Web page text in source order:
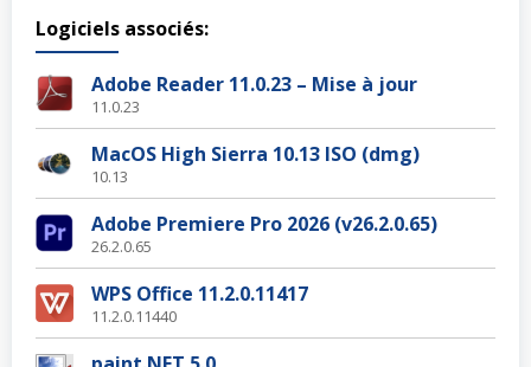
Logiciels associés:
Adobe Reader 11.0.23 – Mise à jour
11.0.23
MacOS High Sierra 10.13 ISO (dmg)
10.13
Adobe Premiere Pro 2026 (v26.2.0.65)
26.2.0.65
WPS Office 11.2.0.11417
11.2.0.11440